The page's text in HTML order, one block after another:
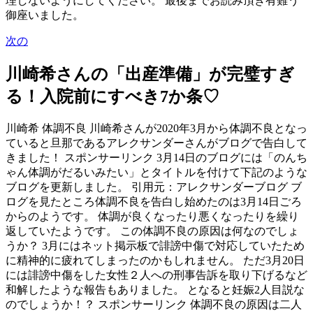
御座いました。
次の
川崎希さんの「出産準備」が完璧すぎ
る！入院前にすべき7か条♡
川崎希 体調不良 川崎希さんが2020年3月から体調不良となっ
ていると旦那であるアレクサンダーさんがブログで告白して
きました！ スポンサーリンク 3月14日のブログには「のんち
ゃん体調がだるいみたい」とタイトルを付けて下記のような
ブログを更新しました。 引用元：アレクサンダーブログ ブ
ログを見たところ体調不良を告白し始めたのは3月14日ごろ
からのようです。 体調が良くなったり悪くなったりを繰り
返していたようです。 この体調不良の原因は何なのでしょ
うか？ 3月にはネット掲示板で誹謗中傷で対応していたため
に精神的に疲れてしまったのかもしれません。 ただ3月20日
には誹謗中傷をした女性２人への刑事告訴を取り下げるなど
和解したような報告もありました。 となると妊娠2人目説な
のでしょうか！？ スポンサーリンク 体調不良の原因は二人